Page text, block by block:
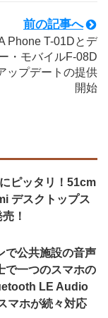
前の記事へ
Phone T-01Dとデ
・モバイルF-08D
ップデートの提供
開始
ピッタリ！51cm
デスクトップス
！
で公共施設の音声
で一つのスマホの
LE Audio
マホが続々対応